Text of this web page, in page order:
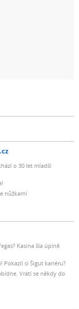
o 30 let mladší
nůžkami
Kasina šla úplně
Pokazil si Šigut kariéru?
Vrátí se někdy do